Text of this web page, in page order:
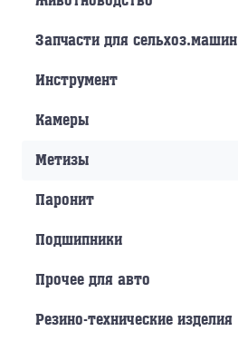
Запчасти для сельхоз.машин
Инструмент
Камеры
Метизы
Паронит
Подшипники
Прочее для авто
Резино-технические изделия